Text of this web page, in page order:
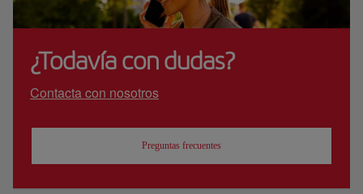
¿Todavía con dudas?
Contacta con nosotros
Preguntas frecuentes